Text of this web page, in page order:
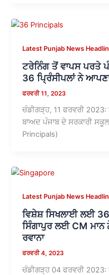
Latest Punjab News
ਟਰੇਨਿੰਗ ਤੋਂ ਵਾਪਸ ਪਰਤੇ
36 ਪ੍ਰਿੰਸੀਪਲਾਂ ਨੇ
ਫਰਵਰੀ 11, 2023
ਚੰਡੀਗੜ੍ਹ, 11 ਫਰਵਰੀ
ਬਾਅਦ ਪੰਜਾਬ ਦੇ ਸਰਕਾਰੀ
Principals)
Latest Punjab News
ਵਿਸ਼ੇਸ਼ ਸਿਖਲਾਈ ਲਈ
ਸਿੰਗਾਪੁਰ ਲਈ CM ਮਾਨ
ਰਵਾਨਾ
ਫਰਵਰੀ 4, 2023
ਚੰਡੀਗੜ੍ਹ 04 ਫਰਵਰੀ 2023: